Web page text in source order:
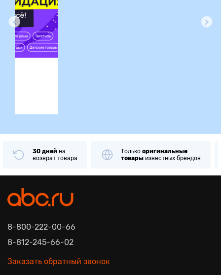
30 дней на
возврат товара
Только оригинальные
товары известных брендов
8-800-222-00-66
8-812-245-66-02
Заказать обратный звонок